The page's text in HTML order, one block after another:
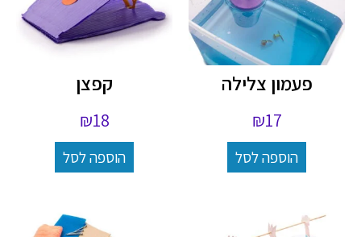
פעמון צלילה
₪17
הוספה לסל
קפצן
₪18
הוספה לסל